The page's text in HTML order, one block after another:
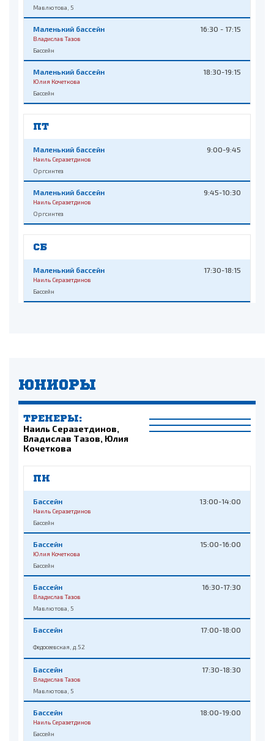
Мавлютова, 5
Маленький бассейн
Владислав Тазов
16:30 - 17:15
Бассейн
Маленький бассейн
Юлия Кочеткова
18:30-19:15
Бассейн
ПТ
Маленький бассейн
Наиль Серазетдинов
9:00-9:45
Оргсинтез
Маленький бассейн
Наиль Серазетдинов
9:45-10:30
Оргсинтез
СБ
Маленький бассейн
Наиль Серазетдинов
17:30-18:15
Бассейн
ЮНИОРЫ
ТРЕНЕРЫ:
Наиль Серазетдинов,
Владислав Тазов, Юлия
Кочеткова
ПН
Бассейн
Наиль Серазетдинов
13:00-14:00
Бассейн
Бассейн
Юлия Кочеткова
15:00-16:00
Бассейн
Бассейн
Владислав Тазов
16:30-17:30
Мавлютова, 5
Бассейн 17:00-18:00
Федосеевская, д.52
Бассейн
Владислав Тазов
17:30-18:30
Мавлютова, 5
Бассейн
Наиль Серазетдинов
18:00-19:00
Бассейн